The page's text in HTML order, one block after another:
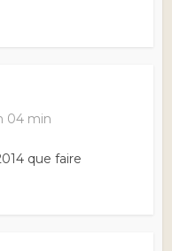
04 min
que faire